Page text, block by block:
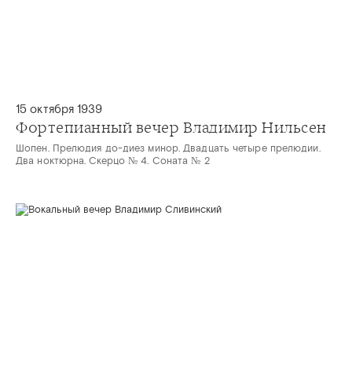
15 октября 1939
Фортепианный вечер Владимир Нильсен
Шопен. Прелюдия до-диез минор. Двадцать четыре прелюдии.
Два ноктюрна. Скерцо № 4. Соната № 2